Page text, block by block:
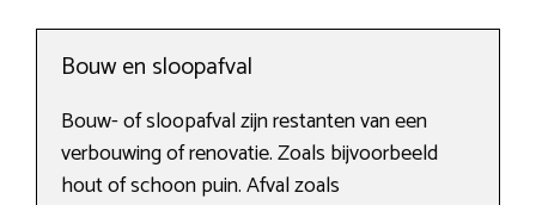
Bouw en sloopafval
Bouw- of sloopafval zijn restanten van een
verbouwing of renovatie. Zoals bijvoorbeeld
hout of schoon puin. Afval zoals